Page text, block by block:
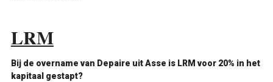
LRM
Bij de overname van Depaire uit Asse is LRM voor 20% in het
kapitaal gestapt?